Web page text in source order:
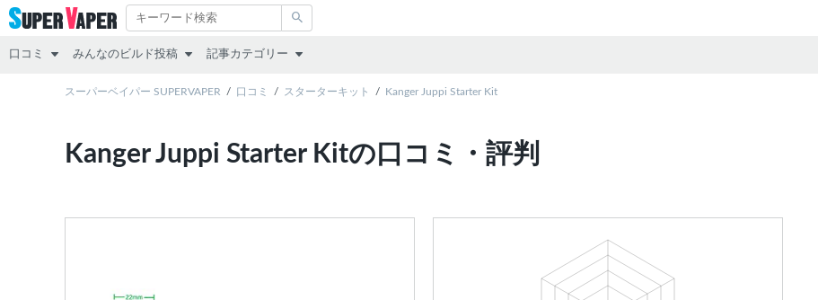
口コミ
スターターキット
みんなのビルド投稿
RDA
RDTA
記事カテゴリー
その他
スーパーベイパー SUPERVAPER 口コミ スターターキット Kanger Juppi Starter Kit
Kanger Juppi Starter Kitの口コミ・評判